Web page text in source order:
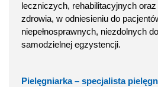
leczniczych, rehabilitacyjnych
zdrowia, w odniesieniu do
niepełnosprawnych, niezdolnych
samodzielnej egzystencji.
Pielęgniarka – specjalista